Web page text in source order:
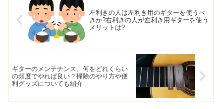
左利きの人は左利き用のギターを使うべ
きか?右利きの人が左利き用ギターを使う
メリットは?
ギターのメンテナンス、何をどれくらい
の頻度でやれば良い？掃除のやり方や便
利グッズについても紹介